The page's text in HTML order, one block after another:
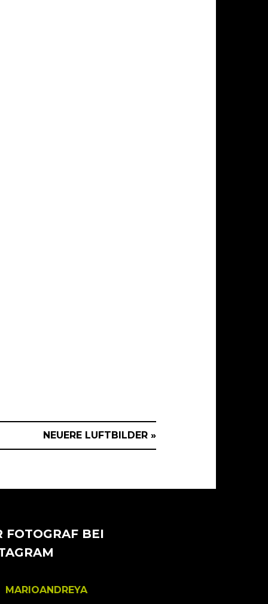
NEUERE LUFTBILDER »
FOTOGRAF BEI
MARIOANDREYA